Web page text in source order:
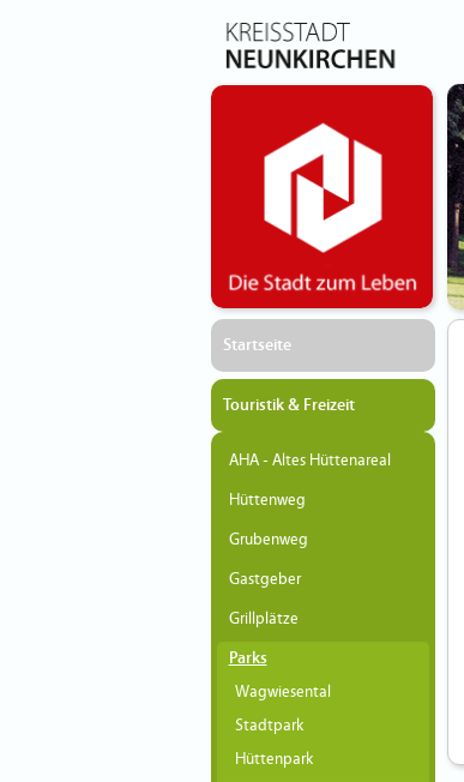
Startseite
Touristik & Freizeit
AHA - Altes Hüttenareal
Hüttenweg
Grubenweg
Gastgeber
Grillplätze
Parks
Wagwiesental
Stadtpark
Hüttenpark